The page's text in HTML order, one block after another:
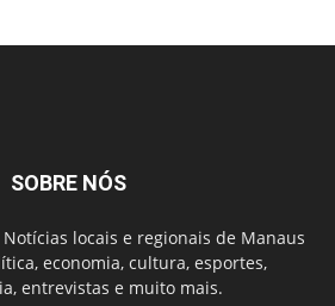
SOBRE NÓS
Notícias locais e regionais de Manaus
economia, cultura, esportes,
entrevistas e muito mais.